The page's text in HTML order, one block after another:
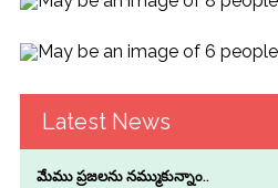
Latest News
మేము ప్రజలను నమ్ముకున్నాం..